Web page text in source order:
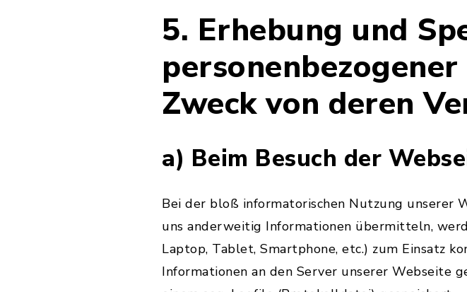
5. Erhebung und
Zweck von deren
a) Beim Besuch der
Bei der bloß informatorischen Nutzung unserer
uns anderweitig Informationen übermitteln,
Laptop, Tablet, Smartphone, etc.) zum Einsatz
Informationen an den Server unserer Webseite